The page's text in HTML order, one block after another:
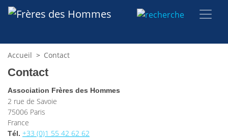
Accueil > Contact
Contact
Association Frères des Hommes
2 rue de Savoie
75006 Paris
France
Tél. +33 (0)1 55 42 62 62